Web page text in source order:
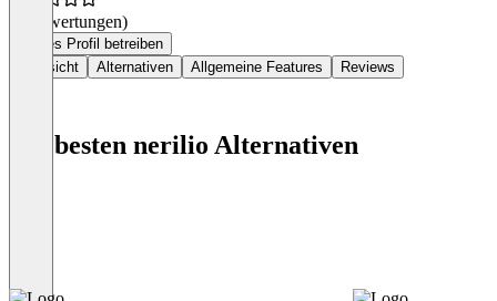
(0 Bewertungen)
Dieses Profil betreiben
Übersicht
Alternativen Allgemeine Features Reviews
Die besten nerilio Alternativen